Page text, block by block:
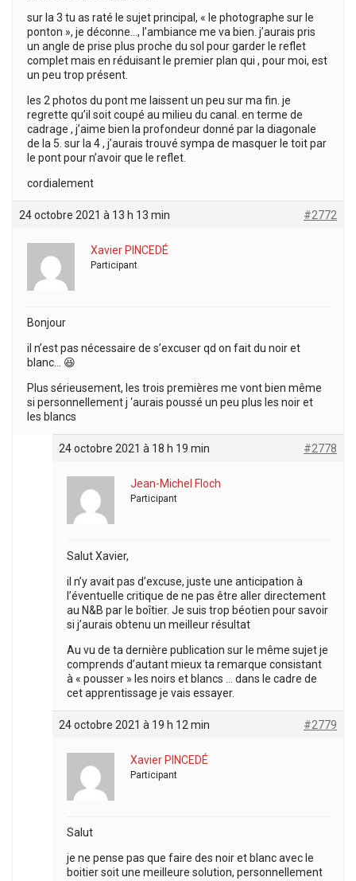
sur la 3 tu as raté le sujet principal, « le photographe sur le
ponton », je déconne…, l’ambiance me va bien. j’aurais pris
un angle de prise plus proche du sol pour garder le reflet
complet mais en réduisant le premier plan qui , pour moi, est
un peu trop présent.
les 2 photos du pont me laissent un peu sur ma fin. je
regrette qu’il soit coupé au milieu du canal. en terme de
cadrage , j’aime bien la profondeur donné par la diagonale
de la 5. sur la 4 , j’aurais trouvé sympa de masquer le toit par
le pont pour n’avoir que le reflet.
cordialement
24 octobre 2021 à 13 h 13 min #2772
Xavier PINCEDÉ
Participant
Bonjour
il n’est pas nécessaire de s’excuser qd on fait du noir et
blanc… 😆
Plus sérieusement, les trois premières me vont bien même
si personnellement j ‘aurais poussé un peu plus les noir et
les blancs
24 octobre 2021 à 18 h 19 min #2778
Jean-Michel Floch
Participant
Salut Xavier,
il n’y avait pas d’excuse, juste une anticipation à
l’éventuelle critique de ne pas être aller directement
au N&B par le boîtier. Je suis trop béotien pour savoir
si j’aurais obtenu un meilleur résultat
Au vu de ta dernière publication sur le même sujet je
comprends d’autant mieux ta remarque consistant
à « pousser » les noirs et blancs … dans le cadre de
cet apprentissage je vais essayer.
24 octobre 2021 à 19 h 12 min #2779
Xavier PINCEDÉ
Participant
Salut
je ne pense pas que faire des noir et blanc avec le
boitier soit une meilleure solution, personnellement